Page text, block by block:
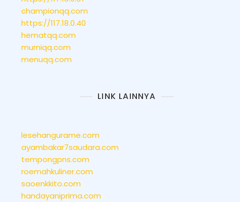
championqq.com
https://117.18.0.40
hematqq.com
murniqq.com
menuqq.com
LINK LAINNYA
lesehangurame.com
ayambakar7saudara.com
tempongpns.com
roemahkuliner.com
saoenkkito.com
handayaniprima.com